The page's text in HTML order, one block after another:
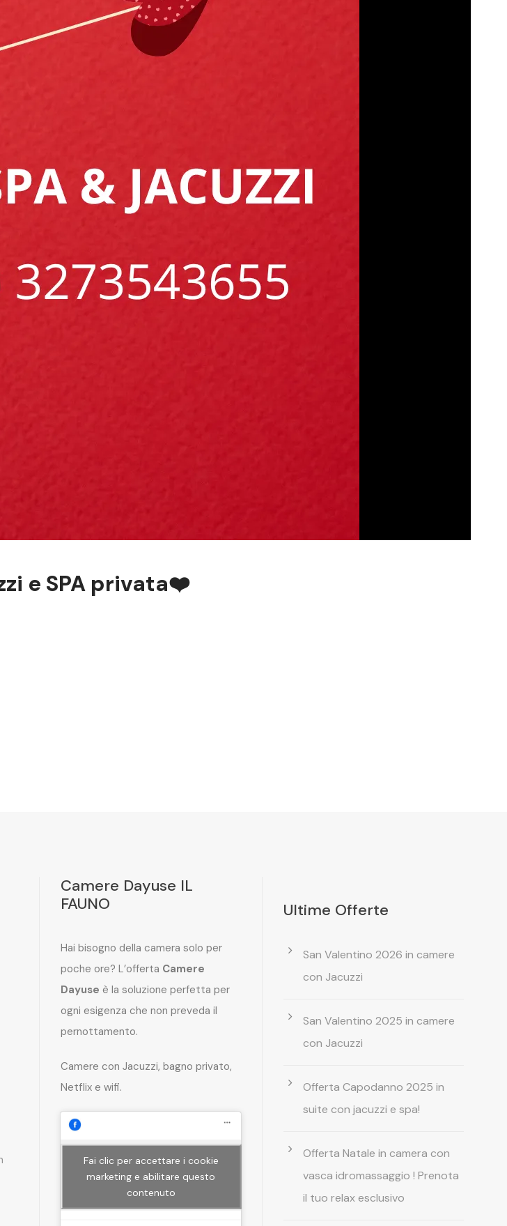
e SPA privata❤️
Camere Dayuse IL
FAUNO
Hai bisogno della camera solo per
poche ore? L’offerta Camere
Dayuse è la soluzione perfetta per
ogni esigenza che non preveda il
pernottamento.
Camere con Jacuzzi, bagno privato,
Netflix e wifi.
Fai clic per accettare i cookie
marketing e abilitare questo
contenuto
Ultime Offerte
San Valentino 2026 in camere
con Jacuzzi
San Valentino 2025 in camere
con Jacuzzi
Offerta Capodanno 2025 in
suite con jacuzzi e spa!
Offerta Natale in camera con
vasca idromassaggio ! Prenota
il tuo relax esclusivo